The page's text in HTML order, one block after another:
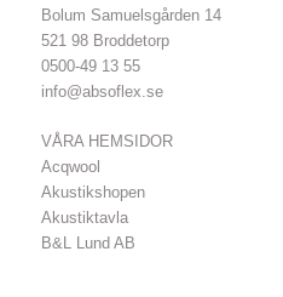
Bolum Samuelsgården 14
521 98 Broddetorp
0500-49 13 55
info@absoflex.se
VÅRA HEMSIDOR
Acqwool
Akustikshopen
Akustiktavla
B&L Lund AB